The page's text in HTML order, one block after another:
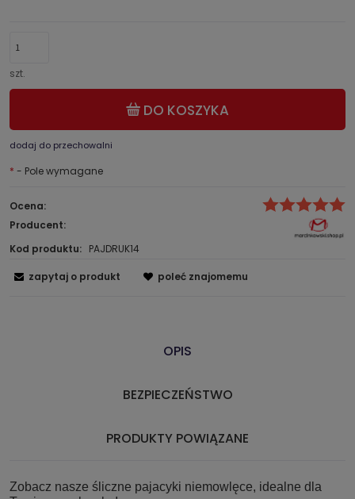
szt.
DO KOSZYKA
dodaj do przechowalni
* - Pole wymagane
Ocena:
Producent:
Kod produktu: PAJDRUK14
zapytaj o produkt poleć znajomemu
OPIS
BEZPIECZEŃSTWO
PRODUKTY POWIĄZANE
Zobacz nasze śliczne pajacyki niemowlęce, idealne dla